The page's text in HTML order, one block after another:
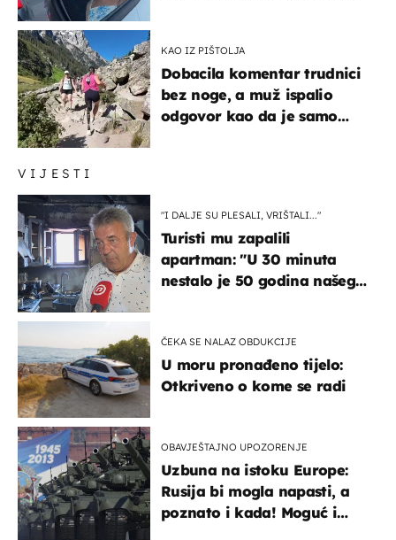
VIJESTI
"I DALJE SU PLESALI, VRIŠTALI..."
Turisti mu zapalili
apartman: "U 30 minuta
nestalo je 50 godina našeg
ČEKA SE NALAZ OBDUKCIJE
U moru pronađeno tijelo:
Otkriveno o kome se radi
OBAVJEŠTAJNO UPOZORENJE
Uzbuna na istoku Europe:
Rusija bi mogla napasti, a
poznato i kada! Moguć i
KAO IZ PIŠTOLJA
Dobacila komentar trudnici
bez noge, a muž ispalio
odgovor kao da je samo